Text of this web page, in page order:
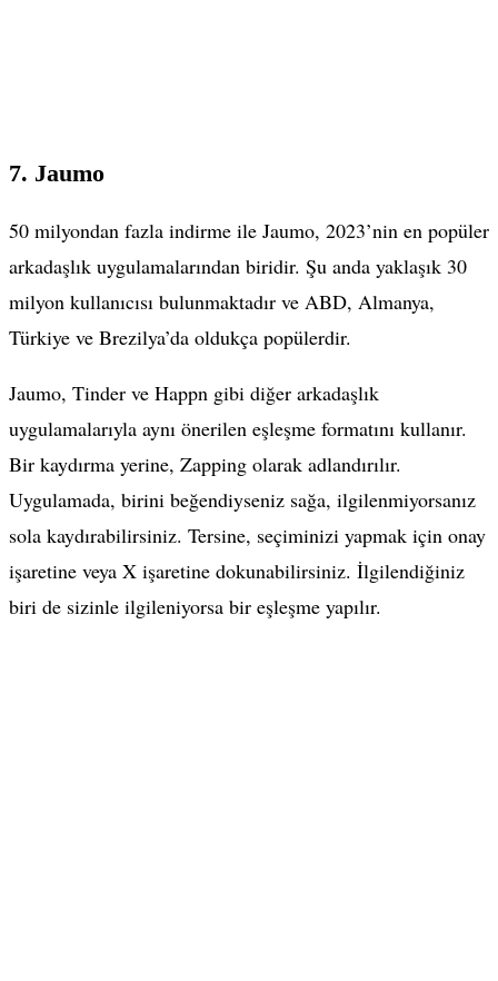
7. Jaumo
50 milyondan fazla indirme ile Jaumo, 2023’nin en popüler
arkadaşlık uygulamalarından biridir. Şu anda yaklaşık 30
milyon kullanıcısı bulunmaktadır ve ABD, Almanya,
Türkiye ve Brezilya’da oldukça popülerdir.
Jaumo, Tinder ve Happn gibi diğer arkadaşlık
uygulamalarıyla aynı önerilen eşleşme formatını kullanır.
Bir kaydırma yerine, Zapping olarak adlandırılır.
Uygulamada, birini beğendiyseniz sağa, ilgilenmiyorsanız
sola kaydırabilirsiniz. Tersine, seçiminizi yapmak için onay
işaretine veya X işaretine dokunabilirsiniz. İlgilendiğiniz
biri de sizinle ilgileniyorsa bir eşleşme yapılır.